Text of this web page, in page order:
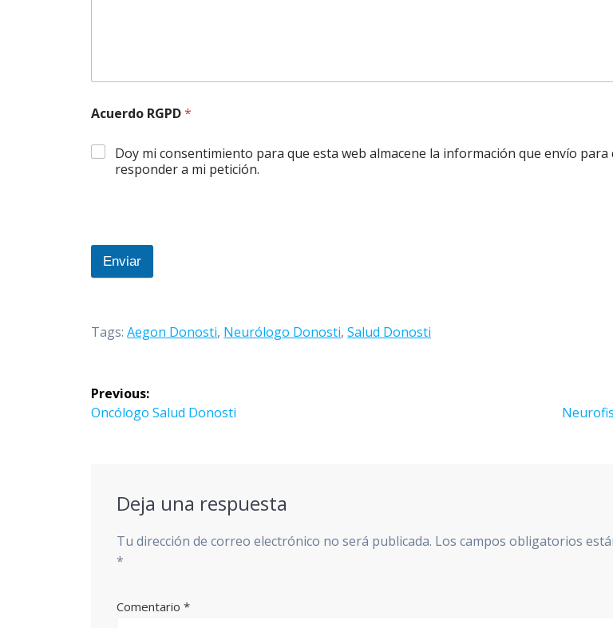
Acuerdo RGPD*
Doy mi consentimiento para que esta web almacene la información que envío para
responder a mi petición.
Enviar
Tags:Aegon Donosti, Neurólogo Donosti,Salud Donosti
Navegación
de
Previous:
Previous
Oncólogo Salud Donosti
Next
Deja una respuesta
Tu dirección de correo electrónico no será publicada. Los campos obligatorios
*
Comentario*